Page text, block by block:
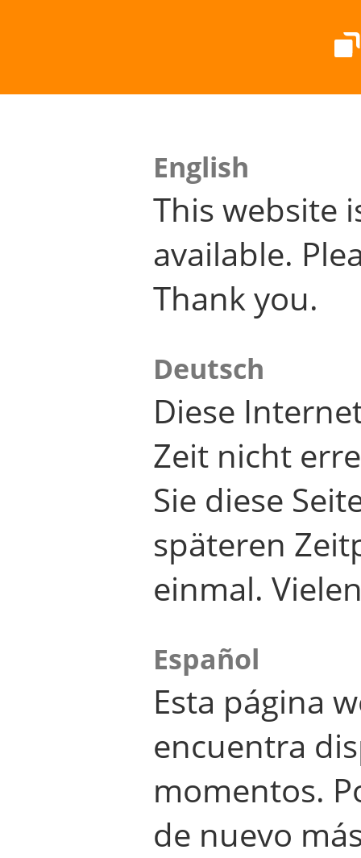
English
This website
available.
Thank you.
Deutsch
Diese
Zeit nicht
Sie diese
späteren
einmal.
Español
Esta página
encuentra
momentos.
de nuevo